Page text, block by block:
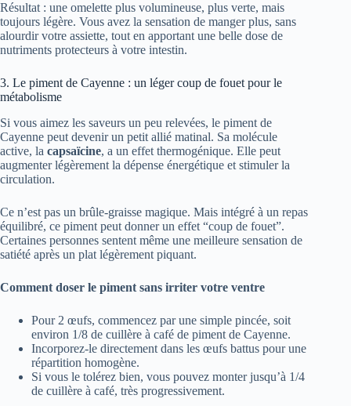
Résultat : une omelette plus volumineuse, plus verte, mais
toujours légère. Vous avez la sensation de manger plus, sans
alourdir votre assiette, tout en apportant une belle dose de
nutriments protecteurs à votre intestin.
3. Le piment de Cayenne : un léger coup de fouet pour le
métabolisme
Si vous aimez les saveurs un peu relevées, le piment de
Cayenne peut devenir un petit allié matinal. Sa molécule
active, la capsaïcine, a un effet thermogénique. Elle peut
augmenter légèrement la dépense énergétique et stimuler la
circulation.
Ce n’est pas un brûle-graisse magique. Mais intégré à un repas
équilibré, ce piment peut donner un effet “coup de fouet”.
Certaines personnes sentent même une meilleure sensation de
satiété après un plat légèrement piquant.
Comment doser le piment sans irriter votre ventre
Pour 2 œufs, commencez par une simple pincée, soit
environ 1/8 de cuillère à café de piment de Cayenne.
Incorporez-le directement dans les œufs battus pour une
répartition homogène.
Si vous le tolérez bien, vous pouvez monter jusqu’à 1/4
de cuillère à café, très progressivement.